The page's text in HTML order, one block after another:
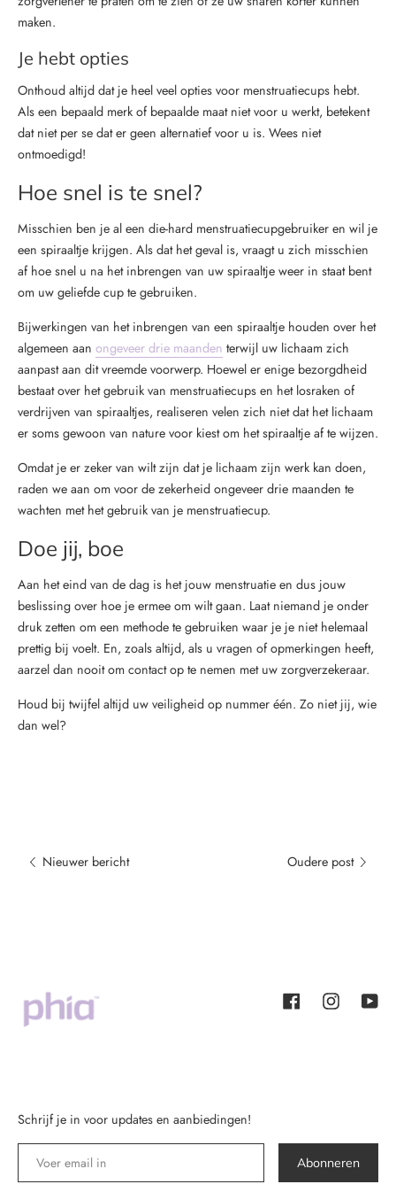
maken.
Je hebt opties
Onthoud altijd dat je heel veel opties voor menstruatiecups hebt.
Als een bepaald merk of bepaalde maat niet voor u werkt, betekent
dat niet per se dat er geen alternatief voor u is. Wees niet
ontmoedigd!
Hoe snel is te snel?
Misschien ben je al een die-hard menstruatiecupgebruiker en wil je
een spiraaltje krijgen. Als dat het geval is, vraagt u zich misschien
af hoe snel u na het inbrengen van uw spiraaltje weer in staat bent
om uw geliefde cup te gebruiken.
Bijwerkingen van het inbrengen van een spiraaltje houden over het
algemeen aan ongeveer drie maanden terwijl uw lichaam zich
aanpast aan dit vreemde voorwerp. Hoewel er enige bezorgdheid
bestaat over het gebruik van menstruatiecups en het losraken of
verdrijven van spiraaltjes, realiseren velen zich niet dat het lichaam
er soms gewoon van nature voor kiest om het spiraaltje af te wijzen.
Omdat je er zeker van wilt zijn dat je lichaam zijn werk kan doen,
raden we aan om voor de zekerheid ongeveer drie maanden te
wachten met het gebruik van je menstruatiecup.
Doe jij, boe
Aan het eind van de dag is het jouw menstruatie en dus jouw
beslissing over hoe je ermee om wilt gaan. Laat niemand je onder
druk zetten om een methode te gebruiken waar je je niet helemaal
prettig bij voelt. En, zoals altijd, als u vragen of opmerkingen heeft,
aarzel dan nooit om contact op te nemen met uw zorgverzekeraar.
Houd bij twijfel altijd uw veiligheid op nummer één. Zo niet jij, wie
dan wel?
Nieuwer bericht Oudere post
Facebook Instagram
Schrijf je in voor updates en aanbiedingen!
Abonneren